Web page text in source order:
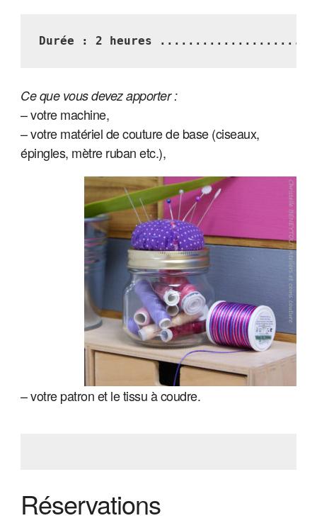
Durée : 2 heures
Ce que vous devez apporter :
– votre machine,
– votre matériel de couture de base (ciseaux,
épingles, mètre ruban etc.),
– votre patron et le tissu à coudre.
Réservations